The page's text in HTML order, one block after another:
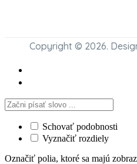
Copyright © 2026.
Schovať podobnosti
Vyznačiť rozdiely
Označiť polia, ktoré sa majú